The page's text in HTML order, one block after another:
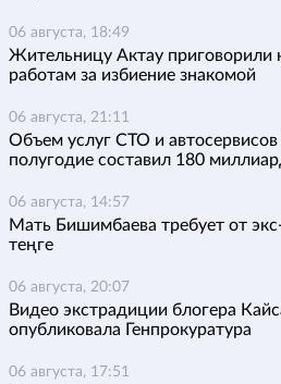
06 августа, 18:49
Жительницу Актау
работам за избиение знакомой
06 августа, 21:11
Объем услуг СТО и автосервисов
полугодие составил 180
06 августа, 14:57
Мать Бишимбаева требует от
теңге
06 августа, 20:07
Видео экстрадиции блогера
опубликовала Генпрокуратура
06 августа, 17:51